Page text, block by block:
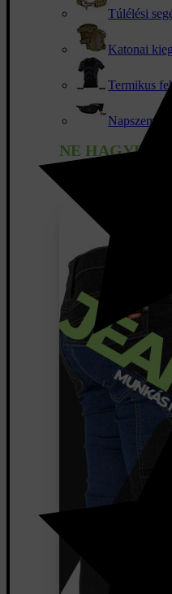
Túlélési
Katonai
Termikus
NE HAGYD KI